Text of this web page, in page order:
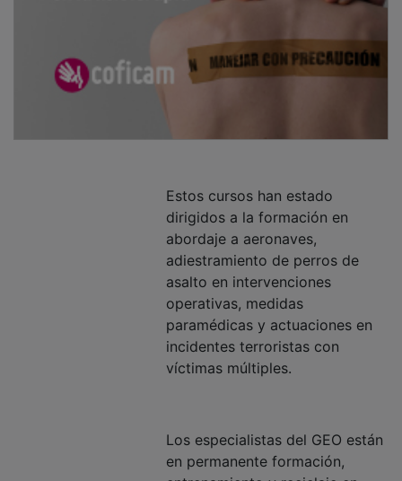
dirigidos a la formación en
abordaje a aeronaves,
adiestramiento de perros de
asalto en intervenciones
operativas, medidas
paramédicas y actuaciones en
incidentes terroristas con
víctimas múltiples.
en permanente formación,
entrenamiento y reciclaje en